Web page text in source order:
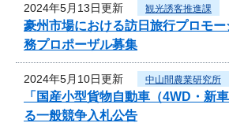
2024年5月13日更新 観光誘客推進課
豪州市場における訪日旅行プロモ
務プロポーザル募集
2024年5月10日更新 中山間農業研究所
「国産小型貨物自動車（4WD・新
る一般競争入札公告